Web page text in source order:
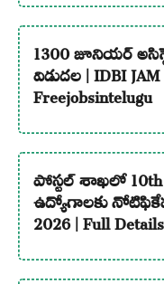
1300 జూనియర్
విడుదల | IDBI
Freejobsintelugu
పోస్టల్ శాఖలో 10th
ఉద్యోగాలకు
2026 | Full Details